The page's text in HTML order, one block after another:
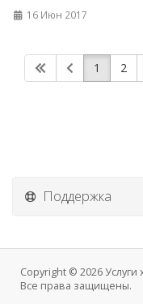
16 Июн 2017
1 2
Поддержка
Copyright © 2026
Все права защищены.